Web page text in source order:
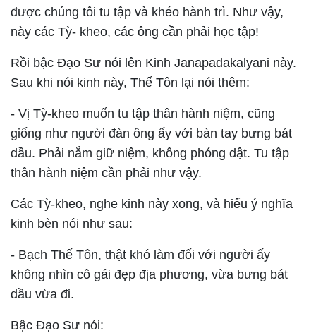
được chúng tôi tu tập và khéo hành trì. Như vậy,
này các Tỳ- kheo, các ông cần phải học tập!
Rồi bậc Ðạo Sư nói lên Kinh Janapadakalyani này.
Sau khi nói kinh này, Thế Tôn lại nói thêm:
- Vị Tỳ-kheo muốn tu tập thân hành niệm, cũng
giống như người đàn ông ấy với bàn tay bưng bát
dầu. Phải nắm giữ niệm, không phóng dật. Tu tập
thân hành niệm cần phải như vậy.
Các Tỳ-kheo, nghe kinh này xong, và hiểu ý nghĩa
kinh bèn nói như sau:
- Bạch Thế Tôn, thật khó làm đối với người ấy
không nhìn cô gái đẹp địa phương, vừa bưng bát
dầu vừa đi.
Bậc Ðạo Sư nói: